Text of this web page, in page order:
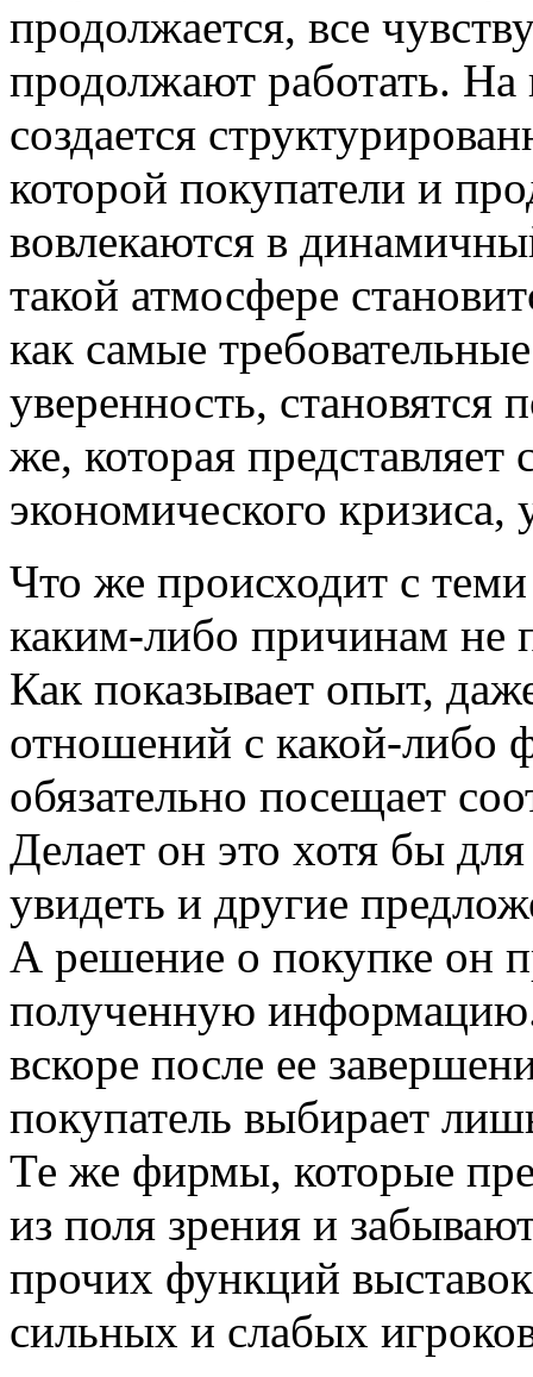
продолжается, все
продолжают работать. На
создается
которой покупатели и
вовлекаются в
такой атмосфере
как самые
уверенность, становятся
же, которая
экономического кризиса,
Что же происходит с
каким-либо причинам не
Как показывает опыт,
отношений с какой-либо
обязательно посещает
Делает он это хотя бы
увидеть и другие
А решение о покупке он
полученную
вскоре после ее
покупатель выбирает
Те же фирмы, которые
из поля зрения и
прочих функций
сильных и слабых